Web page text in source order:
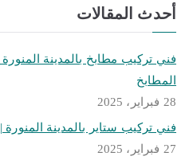
أحدث المقالات
المطابخ
28 فبراير، 2025
فني تركيب ستاير بالمدينة المنورة | 0562694961 | افضل نجار
27 فبراير، 2025